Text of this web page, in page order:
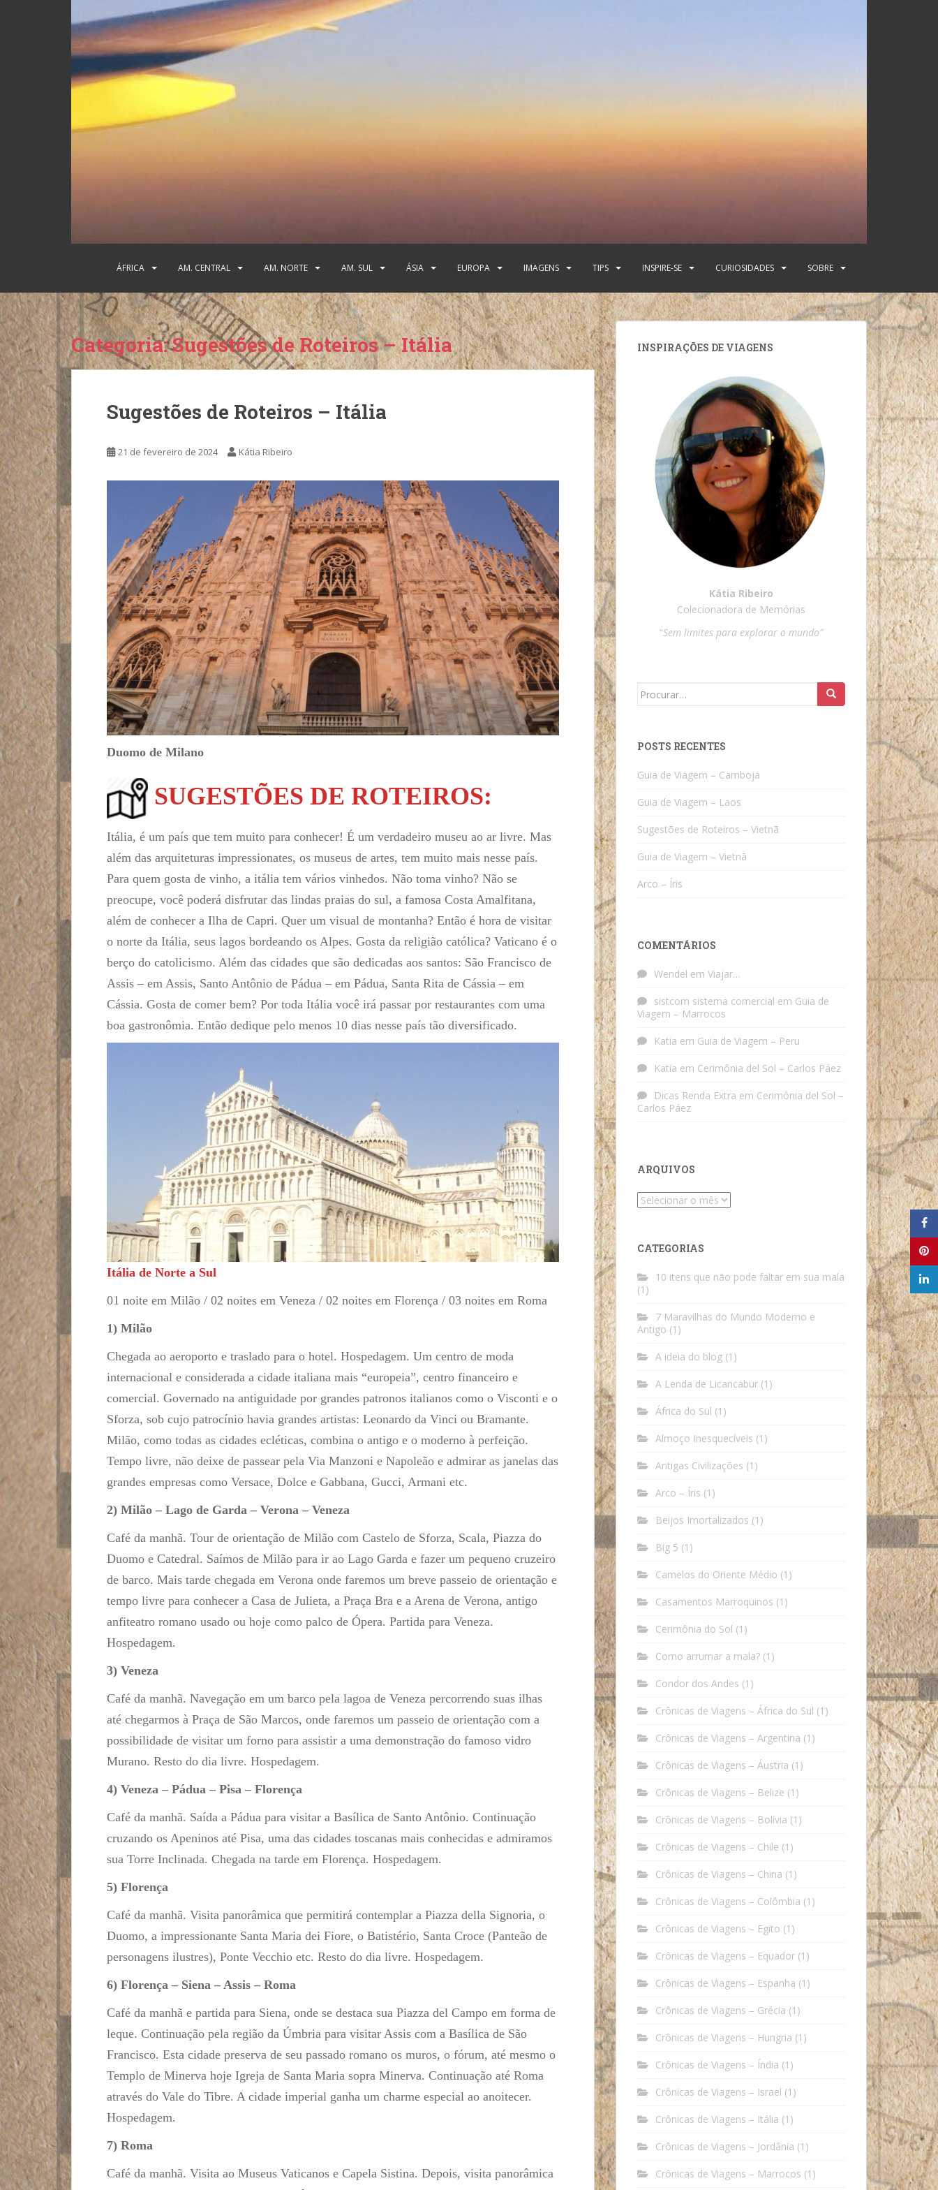
ÁFRICA AM. CENTRAL AM. NORTE AM. SUL ÁSIA EUROPA IMAGENS TIPS INSPIRE-SE CURIOSIDADES SOBRE
Categoria:Sugestões de Roteiros – Itália
Sugestões de Roteiros – Itália
21 de fevereiro de 2024 Kátia Ribeiro
Duomo de Milano
SUGESTÕES DE ROTEIROS:
Itália, é um país que tem muito para conhecer! É um verdadeiro museu ao ar livre. Mas
além das arquiteturas impressionates, os museus de artes, tem muito mais nesse país.
Para quem gosta de vinho, a itália tem vários vinhedos. Não toma vinho? Não se
preocupe, você poderá disfrutar das lindas praias do sul, a famosa Costa Amalfitana,
além de conhecer a Ilha de Capri. Quer um visual de montanha? Então é hora de visitar
o norte da Itália, seus lagos bordeando os Alpes. Gosta da religião católica? Vaticano é o
berço do catolicismo. Além das cidades que são dedicadas aos santos: São Francisco de
Assis – em Assis, Santo Antônio de Pádua – em Pádua, Santa Rita de Cássia – em
Cássia. Gosta de comer bem? Por toda Itália você irá passar por restaurantes com uma
boa gastronômia. Então dedique pelo menos 10 dias nesse país tão diversificado.
Itália de Norte a Sul
01 noite em Milão / 02 noites em Veneza / 02 noites em Florença / 03 noites em Roma
1) Milão
Chegada ao aeroporto e traslado para o hotel. Hospedagem. Um centro de moda
internacional e considerada a cidade italiana mais “europeia”, centro financeiro e
comercial. Governado na antiguidade por grandes patronos italianos como o Visconti e o
Sforza, sob cujo patrocínio havia grandes artistas: Leonardo da Vinci ou Bramante.
Milão, como todas as cidades ecléticas, combina o antigo e o moderno à perfeição.
Tempo livre, não deixe de passear pela Via Manzoni e Napoleão e admirar as janelas das
grandes empresas como Versace, Dolce e Gabbana, Gucci, Armani etc.
2) Milão – Lago de Garda – Verona – Veneza
Café da manhã. Tour de orientação de Milão com Castelo de Sforza, Scala, Piazza do
Duomo e Catedral. Saímos de Milão para ir ao Lago Garda e fazer um pequeno cruzeiro
de barco. Mais tarde chegada em Verona onde faremos um breve passeio de orientação e
tempo livre para conhecer a Casa de Julieta, a Praça Bra e a Arena de Verona, antigo
anfiteatro romano usado ou hoje como palco de Ópera. Partida para Veneza.
Hospedagem.
3) Veneza
Café da manhã. Navegação em um barco pela lagoa de Veneza percorrendo suas ilhas
até chegarmos à Praça de São Marcos, onde faremos um passeio de orientação com a
possibilidade de visitar um forno para assistir a uma demonstração do famoso vidro
Murano. Resto do dia livre. Hospedagem.
4) Veneza – Pádua – Pisa – Florença
Café da manhã. Saída a Pádua para visitar a Basílica de Santo Antônio. Continuação
cruzando os Apeninos até Pisa, uma das cidades toscanas mais conhecidas e admiramos
sua Torre Inclinada. Chegada na tarde em Florença. Hospedagem.
5) Florença
Café da manhã. Visita panorâmica que permitirá contemplar a Piazza della Signoria, o
Duomo, a impressionante Santa Maria dei Fiore, o Batistério, Santa Croce (Panteão de
personagens ilustres), Ponte Vecchio etc. Resto do dia livre. Hospedagem.
6) Florença – Siena – Assis – Roma
Café da manhã e partida para Siena, onde se destaca sua Piazza del Campo em forma de
leque. Continuação pela região da Úmbria para visitar Assis com a Basílica de São
Francisco. Esta cidade preserva de seu passado romano os muros, o fórum, até mesmo o
Templo de Minerva hoje Igreja de Santa Maria sopra Minerva. Continuação até Roma
através do Vale do Tibre. A cidade imperial ganha um charme especial ao anoitecer.
Hospedagem.
7) Roma
Café da manhã. Visita ao Museus Vaticanos e Capela Sistina. Depois, visita panorâmica
INSPIRAÇÕES DE VIAGENS
Kátia Ribeiro
Colecionadora de Memórias
“Sem limites para explorar o mundo”
Search
POSTS RECENTES
Guia de Viagem – Camboja
Guia de Viagem – Laos
Sugestões de Roteiros – Vietnã
Guia de Viagem – Vietnã
Arco – Íris
COMENTÁRIOS
Wendel em Viajar…
sistcom sistema comercial em Guia de
Viagem – Marrocos
Katia em Guia de Viagem – Peru
Katia em Cerimônia del Sol – Carlos Páez
Dicas Renda Extra em Cerimônia del Sol –
Carlos Páez
ARQUIVOS
Arquivos
CATEGORIAS
10 itens que não pode faltar em sua mala
(1)
7 Maravilhas do Mundo Moderno e
Antigo (1)
A ideia do blog (1)
A Lenda de Licancabur (1)
África do Sul (1)
Almoço Inesquecíveis (1)
Antigas Civilizações (1)
Arco – Íris (1)
Beijos Imortalizados (1)
Big 5 (1)
Camelos do Oriente Médio (1)
Casamentos Marroquinos (1)
Cerimônia do Sol (1)
Como arrumar a mala? (1)
Condor dos Andes (1)
Crônicas de Viagens – África do Sul (1)
Crônicas de Viagens – Argentina (1)
Crônicas de Viagens – Áustria (1)
Crônicas de Viagens – Belize (1)
Crônicas de Viagens – Bolívia (1)
Crônicas de Viagens – Chile (1)
Crônicas de Viagens – China (1)
Crônicas de Viagens – Colômbia (1)
Crônicas de Viagens – Egito (1)
Crônicas de Viagens – Equador (1)
Crônicas de Viagens – Espanha (1)
Crônicas de Viagens – Grécia (1)
Crônicas de Viagens – Hungria (1)
Crônicas de Viagens – Índia (1)
Crônicas de Viagens – Israel (1)
Crônicas de Viagens – Itália (1)
Crônicas de Viagens – Jordânia (1)
Crônicas de Viagens – Marrocos (1)